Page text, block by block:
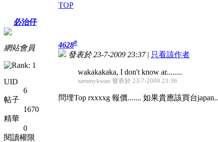
TOP
必治仔
網站會員
UID
6
帖子
1670
精華
0
閱讀權限
4628#
發表於 23-7-2009 23:37| 只看該作者
wakakakaka, I don't know ar........
sammykwan 發表於 23-7-2009 23:36
問埋Top rxxxxg 報價....... 如果貴應該買台